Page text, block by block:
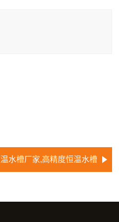
水槽厂家,高精度恒温水槽